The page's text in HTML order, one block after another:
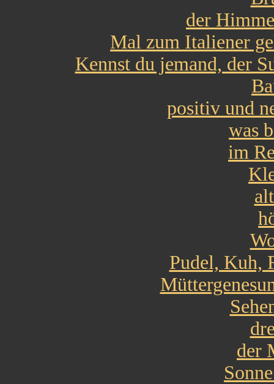
der
Mal zum Italiener
Kennst du jemand, der
positiv und
was
im
Pudel, Kuh,
der